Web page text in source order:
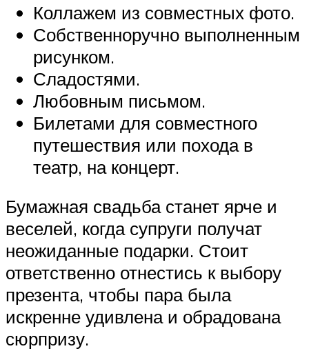
Коллажем из совместных фото.
Собственноручно выполненным
рисунком.
Сладостями.
Любовным письмом.
Билетами для совместного
путешествия или похода в
театр, на концерт.
Бумажная свадьба станет ярче и
веселей, когда супруги получат
неожиданные подарки. Стоит
ответственно отнестись к выбору
презента, чтобы пара была
искренне удивлена и обрадована
сюрпризу.